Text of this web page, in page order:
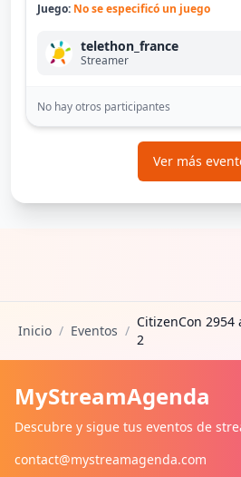
Juego: No se especificó un juego
telethon_france
Streamer
No hay otros participantes
Ver más
Inicio / Eventos /
CitizenCon 2954
2
MyStreamAgenda
Descubre y sigue tus eventos de
contact@mystreamagenda.com